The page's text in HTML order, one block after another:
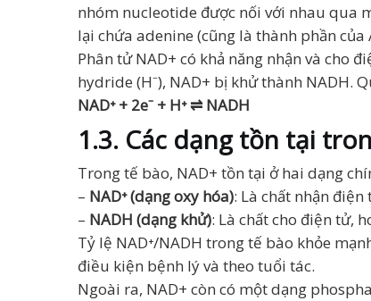
nhóm nucleotide được nối với nhau qua
lại chứa adenine (cũng là thành phần của
Phân tử NAD+ có khả năng nhận và cho
hydride (H⁻), NAD+ bị khử thành
NAD⁺ + 2e⁻ + H⁺ ⇌ NADH
1.3. Các dạng tồn tại
Trong tế bào, NAD+ tồn tại ở hai dạng
– NAD⁺ (dạng oxy hóa): Là chất nhận
– NADH (dạng khử): Là chất cho điện tử,
Tỷ lệ NAD⁺/NADH trong tế bào khỏe
điều kiện bệnh lý và theo tuổi tác.
Ngoài ra, NAD+ còn có một dạng